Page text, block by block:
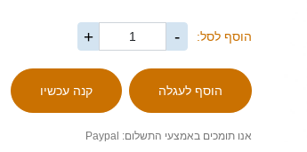
הוסף לסל: -
+
אנו תומכים באמצעי התשלום: Paypal